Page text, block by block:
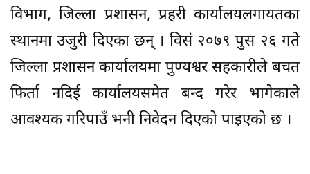
विभाग, जिल्ला प्रशासन, प्रहरी कार्यालयलगायतका
स्थानमा उजुरी दिएका छन् । विसं २०७९ पुस २६ गते
जिल्ला प्रशासन कार्यालयमा पुण्यश्वर सहकारीले बचत
फिर्ता नदिई कार्यालयसमेत बन्द गरेर भागेकाले
आवश्यक गरिपाउँ भनी निवेदन दिएको पाइएको छ ।